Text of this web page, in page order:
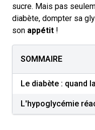
sucre. Mais pas
diabète, dompter sa
son appétit !
SOMMAIRE
Le diabète : quand
L'hypoglycémie